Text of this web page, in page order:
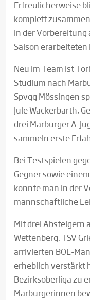
Erfreulicherweise
komplett
in der Vorbereitung
Saison
Neu im Team ist
Studium nach
Spvgg Mössingen
Jule Wackerbarth,
drei Marburger A-
sammeln erste
Bei Testspielen
Gegner sowie
konnte man in der
mannschaftliche
Mit drei Absteigern
Wettenberg, TSV
arrivierten BOL-
erheblich verstärkt
Bezirksoberliga zu
Marburgerinnen